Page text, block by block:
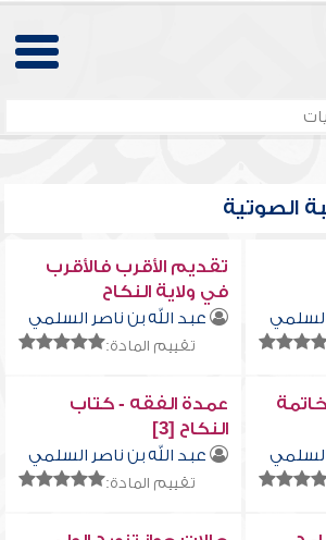
الصوتية
السلمي
تقديم الأقرب فالأقرب
في ولاية النكاح
عبد الله بن ناصر السلمي
تقييم المادة:
السلمي
عمدة الفقه - كتاب
النكاح [3]
عبد الله بن ناصر السلمي
تقييم المادة: